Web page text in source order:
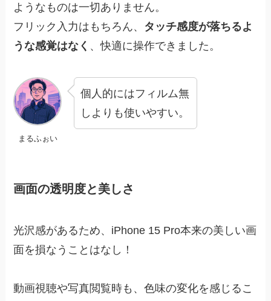
ようなものは一切ありません。
フリック入力はもちろん、 タッチ感度が落ちるよ
うな感覚はなく 、快適に操作できました。
まるふぉい
個人的にはフィルム無
しよりも使いやすい。
画面の透明度と美しさ
光沢感があるため、iPhone 15 Pro本来の美しい画
面を損なうことはなし！
動画視聴や写真閲覧時も、色味の変化を感じるこ